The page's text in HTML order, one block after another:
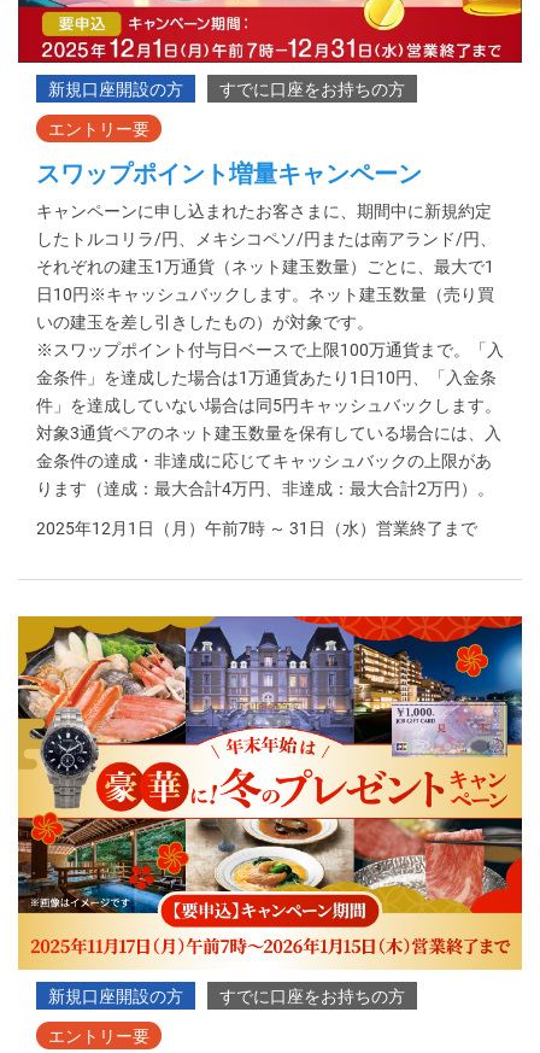
スワップポイント増量キャンペーン
キャンペーンに申し込まれたお客さまに、期間中に新規約定
したトルコリラ/円、メキシコペソ/円または南アランド/円、
それぞれの建玉1万通貨（ネット建玉数量）ごとに、最大で1
日10円※キャッシュバックします。ネット建玉数量（売り買
いの建玉を差し引きしたもの）が対象です。
※スワップポイント付与日ベースで上限100万通貨まで。「入
金条件」を達成した場合は1万通貨あたり1日10円、「入金条
件」を達成していない場合は同5円キャッシュバックします。
対象3通貨ペアのネット建玉数量を保有している場合には、入
金条件の達成・非達成に応じてキャッシュバックの上限があ
ります（達成：最大合計4万円、非達成：最大合計2万円）。
2025年12月1日（月）午前7時 ～ 31日（水）営業終了まで